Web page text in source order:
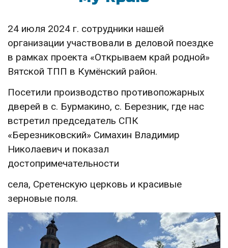
24 июля 2024 г. сотрудники нашей
организации участвовали в деловой поездке
в рамках проекта «Открываем край родной»
Вятской ТПП в Кумёнский район.
Посетили производство противопожарных
дверей в с. Бурмакино, с. Березник, где нас
встретил председатель СПК
«Березниковский» Симахин Владимир
Николаевич и показал
достопримечательности
села, Сретенскую церковь и красивые
зерновые поля.